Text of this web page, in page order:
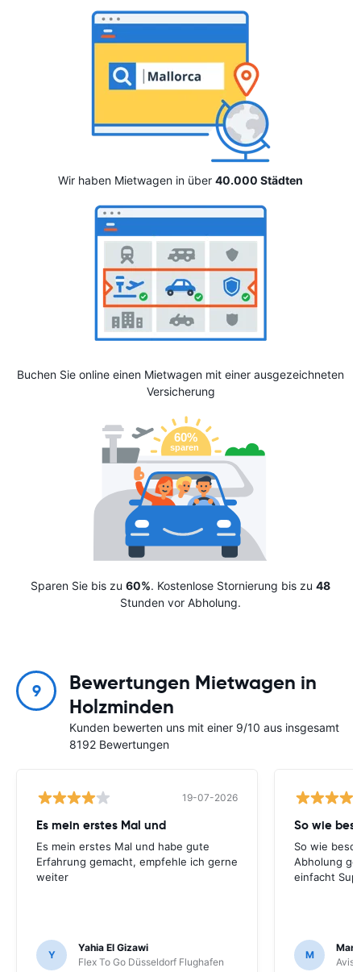
Wir haben Mietwagen in über 40.000 Städten
Buchen Sie online einen Mietwagen mit einer ausgezeichneten
Versicherung
Sparen Sie bis zu 60%. Kostenlose Stornierung bis zu 48
Stunden vor Abholung.
9
Bewertungen Mietwagen in
Holzminden
Kunden bewerten uns mit einer 9/10 aus insgesamt
8192 Bewertungen
19-07-2026
Es mein erstes Mal und
Es mein erstes Mal und habe gute
Erfahrung gemacht, empfehle ich gerne
weiter
Y
Yahia El Gizawi
Flex To Go Düsseldorf Flughafen
So wie
So wie
Abholung
einfacht
M
Avis